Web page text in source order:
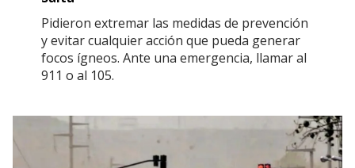
Pidieron extremar las medidas de prevención
y evitar cualquier acción que pueda generar
focos ígneos. Ante una emergencia, llamar al
911 o al 105.